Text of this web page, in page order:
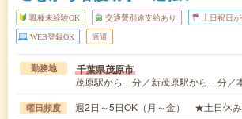
職種未経験OK 交通費別途支給あり 土日祝日
WEB登録OK 派遣
勤務地 千葉県茂原市
茂原駅から---分／新茂原駅から---分／
曜日頻度 週2日～5日OK（月～金） ★土日休